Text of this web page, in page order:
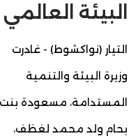
البيئة العالمي
التيار (نواكشوط) - غادرت
وزيرة البيئة والتنمية
المستدامة، مسعودة بنت
بحام ولد محمد لغظف،